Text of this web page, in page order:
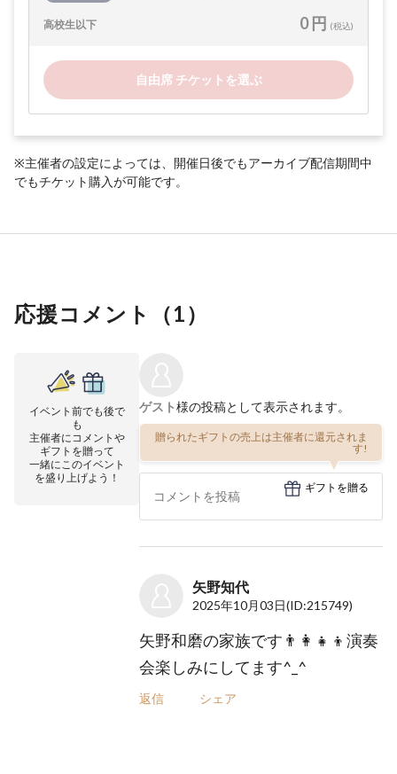
高校生以下 0 円 (税込)
自由席 チケットを選ぶ
※主催者の設定によっては、開催日後でもアーカイブ配信期間中
でもチケット購入が可能です。
応援コメント（1）
イベント前でも後で
も
主催者にコメントや
ギフトを贈って
一緒にこのイベント
を盛り上げよう！
ゲスト様の投稿として表示されます。
贈られたギフトの売上は主催者に還元されま
す!
ギフトを贈る
矢野知代
2025年10月03日(ID:215749)
矢野和磨の家族です👨‍👩‍👧‍👦演奏
会楽しみにしてます^_^
返信 シェア